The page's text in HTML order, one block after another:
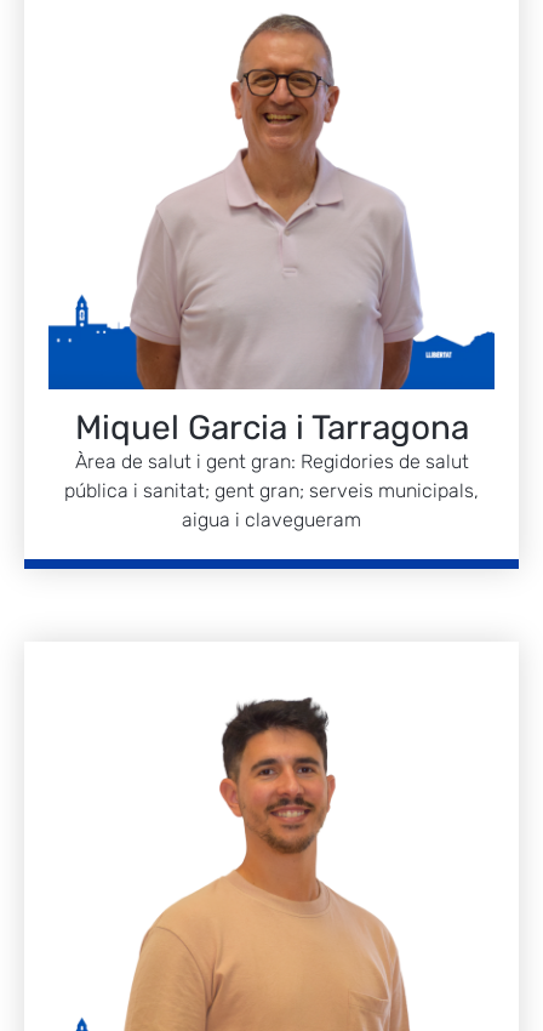
Miquel Garcia i Tarragona
Àrea de salut i gent gran: Regidories de salut
pública i sanitat; gent gran; serveis municipals,
aigua i clavegueram